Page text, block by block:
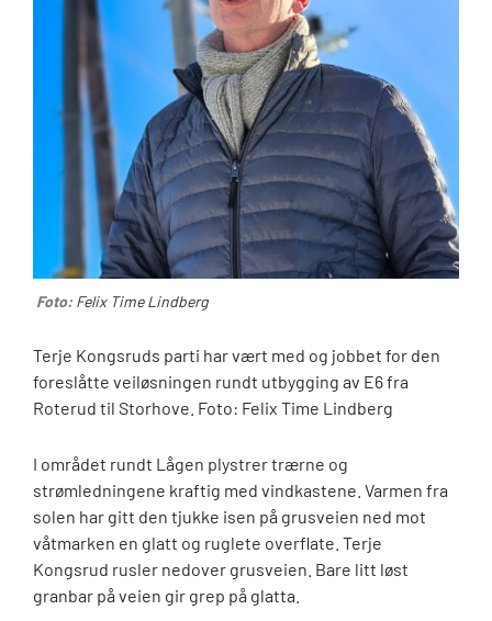
Foto: Felix Time Lindberg
Terje Kongsruds parti har vært med og jobbet for den
foreslåtte veiløsningen rundt utbygging av E6 fra
Roterud til Storhove. Foto: Felix Time Lindberg
I området rundt Lågen plystrer trærne og
strømledningene kraftig med vindkastene. Varmen fra
solen har gitt den tjukke isen på grusveien ned mot
våtmarken en glatt og ruglete overflate. Terje
Kongsrud rusler nedover grusveien. Bare litt løst
granbar på veien gir grep på glatta.